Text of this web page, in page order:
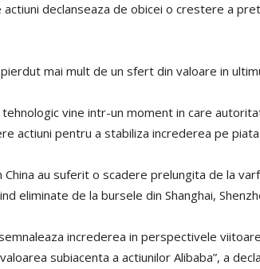
declanseaza de obicei o crestere a
mai mult de un sfert din valoare in
tehnologic vine intr-un moment in care
actiuni pentru a stabiliza increderea pe piata.
au suferit o scadere prelungita de la
eliminate de la bursele din Shanghai,
semnaleaza increderea in perspectivele
subiacenta a actiunilor Alibaba”, a